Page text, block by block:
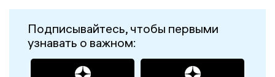
Подписывайтесь, чтобы первыми
узнавать о важном: